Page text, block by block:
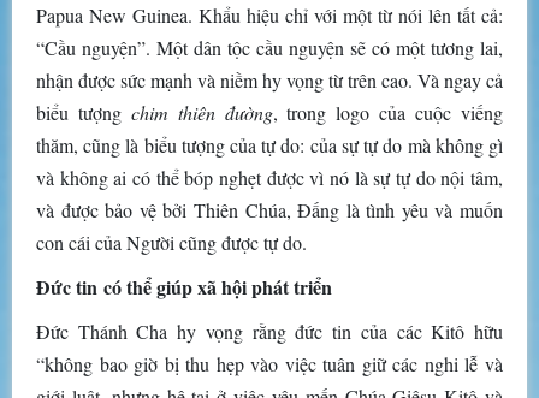
Papua New Guinea. Khẩu hiệu chỉ với một từ nói lên tất cả:
“Cầu nguyện”. Một dân tộc cầu nguyện sẽ có một tương lai,
nhận được sức mạnh và niềm hy vọng từ trên cao. Và ngay cả
biểu tượng chim thiên đường, trong logo của cuộc viếng
thăm, cũng là biểu tượng của tự do: của sự tự do mà không gì
và không ai có thể bóp nghẹt được vì nó là sự tự do nội tâm,
và được bảo vệ bởi Thiên Chúa, Đấng là tình yêu và muốn
con cái của Người cũng được tự do.
Đức tin có thể giúp xã hội phát triển
Đức Thánh Cha hy vọng rằng đức tin của các Kitô hữu
“không bao giờ bị thu hẹp vào việc tuân giữ các nghi lễ và